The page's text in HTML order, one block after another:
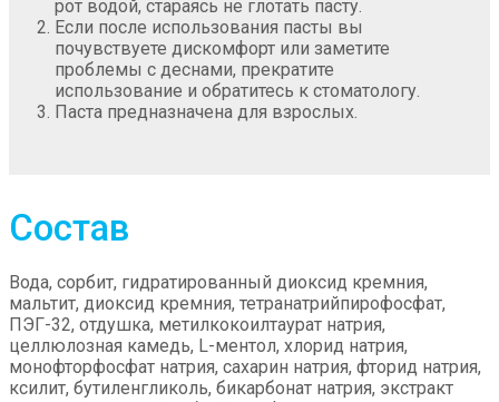
рот водой, стараясь не глотать пасту.
Если после использования пасты вы
почувствуете дискомфорт или заметите
проблемы с деснами, прекратите
использование и обратитесь к стоматологу.
Паста предназначена для взрослых.
Состав
Вода, сорбит, гидратированный диоксид кремния,
мальтит, диоксид кремния, тетранатрийпирофосфат,
ПЭГ-32, отдушка, метилкокоилтаурат натрия,
целлюлозная камедь, L-ментол, хлорид натрия,
монофторфосфат натрия, сахарин натрия, фторид натрия,
ксилит, бутиленгликоль, бикарбонат натрия, экстракт